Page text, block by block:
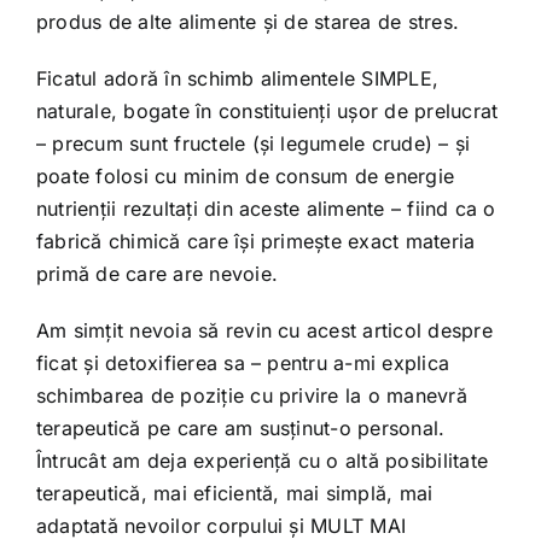
produs de alte alimente și de starea de stres.
Ficatul adoră în schimb alimentele SIMPLE,
naturale, bogate în constituienți ușor de prelucrat
– precum sunt fructele (și legumele crude) – și
poate folosi cu minim de consum de energie
nutrienții rezultați din aceste alimente – fiind ca o
fabrică chimică care își primește exact materia
primă de care are nevoie.
Am simțit nevoia să revin cu acest articol despre
ficat și detoxifierea sa – pentru a-mi explica
schimbarea de poziție cu privire la o manevră
terapeutică pe care am susținut-o personal.
Întrucât am deja experiență cu o altă posibilitate
terapeutică, mai eficientă, mai simplă, mai
adaptată nevoilor corpului și MULT MAI